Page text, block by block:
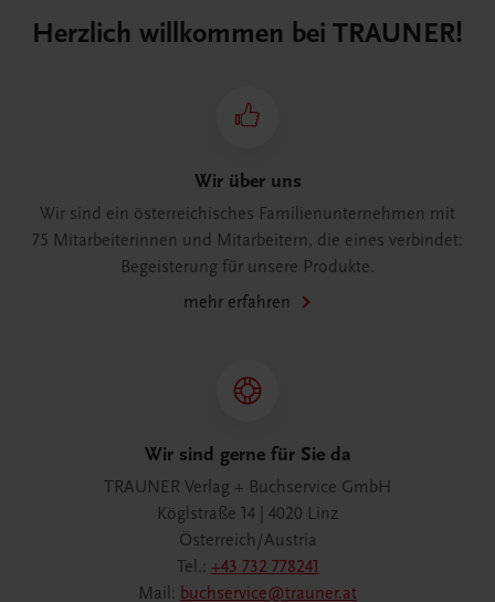
Herzlich willkommen bei TRAUNER!
Wir über uns
Wir sind ein österreichisches Familienunternehmen mit
75 Mitarbeiterinnen und Mitarbeitern, die eines verbindet:
Begeisterung für unsere Produkte.
mehr erfahren
Wir sind gerne für Sie da
TRAUNER Verlag + Buchservice GmbH
Köglstraße 14 | 4020 Linz
Österreich/Austria
Tel.: +43 732 778241
Mail: buchservice@trauner.at